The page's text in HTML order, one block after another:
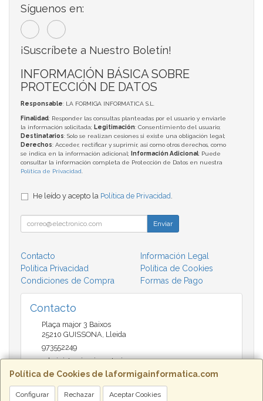
Política de Cookies de laformigainformatica.com
Configurar Rechazar Aceptar Cookies
Síguenos en:
¡Suscríbete a Nuestro Boletín!
INFORMACIÓN BÁSICA SOBRE
PROTECCIÓN DE DATOS
Responsable: LA FORMIGA INFORMATICA S.L.
Finalidad: Responder las consultas planteadas por el usuario y enviarle
la información solicitada; Legitimación: Consentimiento del usuario;
Destinatarios: Solo se realizan cesiones si existe una obligación legal;
Derechos: Acceder, rectificar y suprimir, así como otros derechos, como
se indica en la información adicional;
Información Adicional: Puede
consultar la información completa de Protección de Datos en nuestra
Política de Privacidad
He leído y acepto la Política de Privacidad
Enviar
Contacto
Información Legal
Política Privacidad
Política de Cookies
Condiciones de Compra
Formas de Pago
Contacto
Plaça major 3 Baixos
25210 GUISSONA Lleida
973552249
administracio@insectari.com